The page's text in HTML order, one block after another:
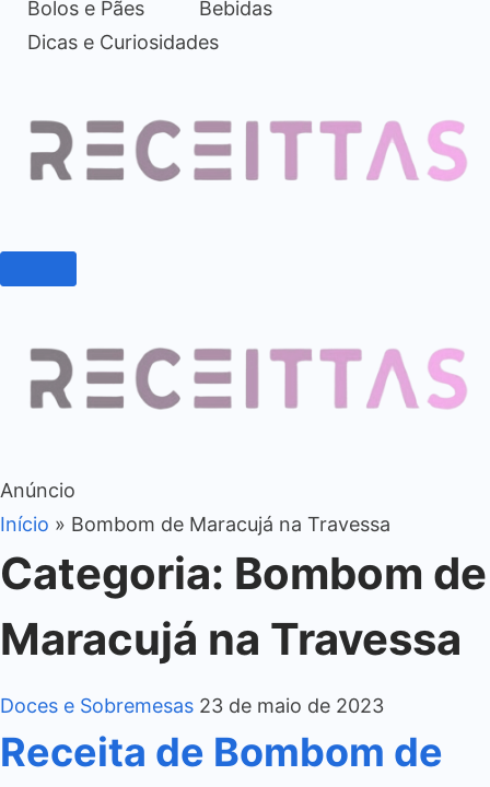
Bolos e Pães
Bebidas
Dicas e Curiosidades
Anúncio
Início » Bombom de Maracujá na Travessa
Categoria: Bombom de
Maracujá na Travessa
Doces e Sobremesas 23 de maio de 2023
Receita de Bombom de